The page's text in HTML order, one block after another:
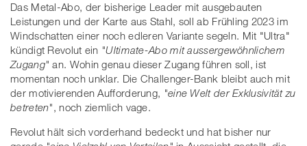
Das Metal-Abo, der bisherige Leader mit ausgebauten
Leistungen und der Karte aus Stahl, soll ab Frühling 2023 im
Windschatten einer noch edleren Variante segeln. Mit "Ultra"
kündigt Revolut ein "Ultimate-Abo mit aussergewöhnlichem
Zugang" an. Wohin genau dieser Zugang führen soll, ist
momentan noch unklar. Die Challenger-Bank bleibt auch mit
der motivierenden Aufforderung, "eine Welt der Exklusivität zu
betreten", noch ziemlich vage.
Revolut hält sich vorderhand bedeckt und hat bisher nur